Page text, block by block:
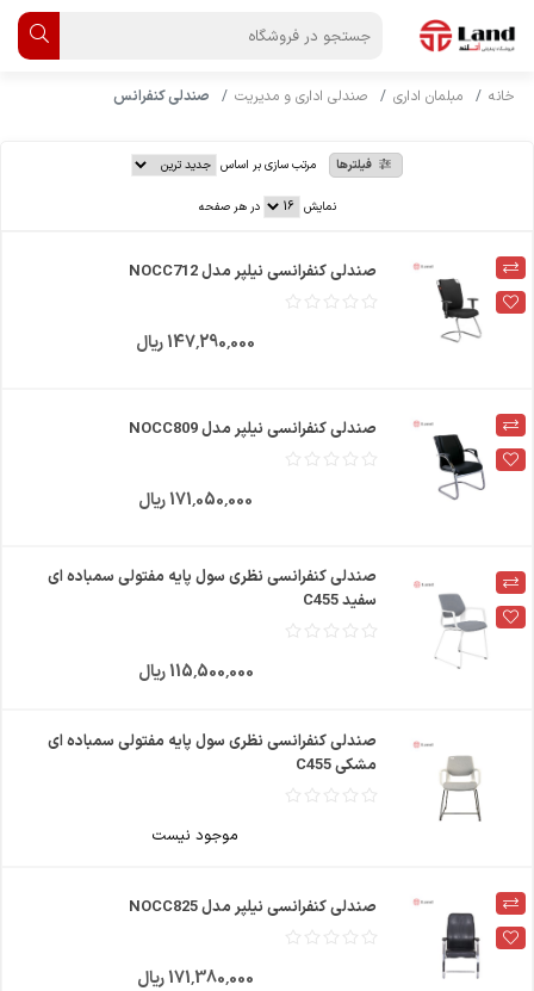
خانه مبلمان اداری صندلی اداری و مدیریت صندلی کنفرانس
فیلترها مرتب سازی بر اساس
نمایش در هر صفحه
صندلی کنفرانسی نیلپر مدل NOCC712
147٬290٬000 ریال
صندلی کنفرانسی نیلپر مدل NOCC809
171٬050٬000 ریال
صندلی کنفرانسی نظری سول پایه مفتولی سمباده ای
سفید C455
115٬500٬000 ریال
صندلی کنفرانسی نظری سول پایه مفتولی سمباده ای
مشکی C455
موجود نیست
صندلی کنفرانسی نیلپر مدل NOCC825
171٬380٬000 ریال